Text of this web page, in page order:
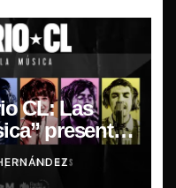
CL: Las
presenta
sonido